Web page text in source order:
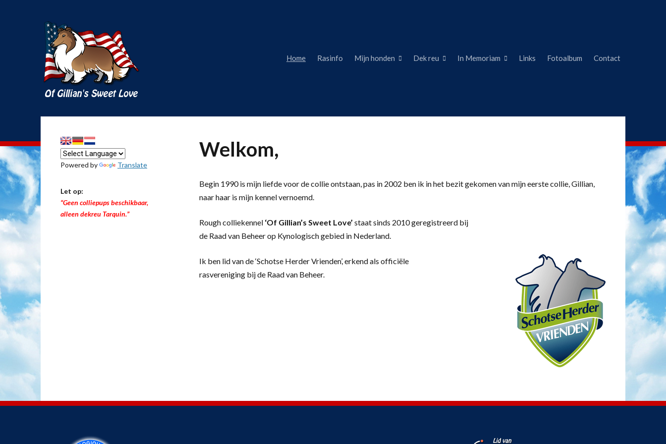
Home Rasinfo Mijn honden Dek reu In Memoriam Links Fotoalbum Contact
Welkom,
Begin 1990 is mijn liefde voor de collie ontstaan, pas in 2002 ben ik in het bezit gekomen van mijn eerste collie, Gillian,
naar haar is mijn kennel vernoemd.
Rough colliekennel ‘Of Gillian’s Sweet Love’ staat sinds 2010 geregistreerd bij
de Raad van Beheer op Kynologisch gebied in Nederland.
Ik ben lid van de ‘Schotse Herder Vrienden’, erkend als officiële
rasvereniging bij de Raad van Beheer.
Powered by Translate
Let op:
“Geen colliepups beschikbaar,
alleen dekreu Tarquin.”